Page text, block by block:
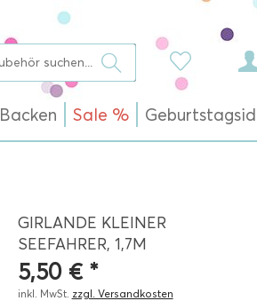
Backen Sale %
GIRLANDE KLEINER
SEEFAHRER, 1,7M
5,50 € *
inkl. MwSt. zzgl. Versandkosten